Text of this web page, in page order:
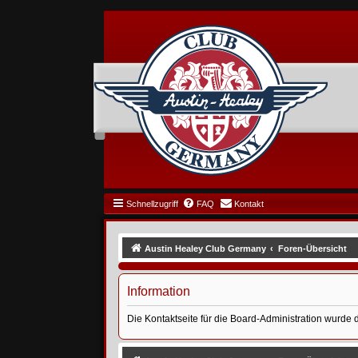
Schnellzugriff FAQ Kontakt
Austin Healey Club Germany Foren-Übersicht
Information
Die Kontaktseite für die Board-Administration wurde